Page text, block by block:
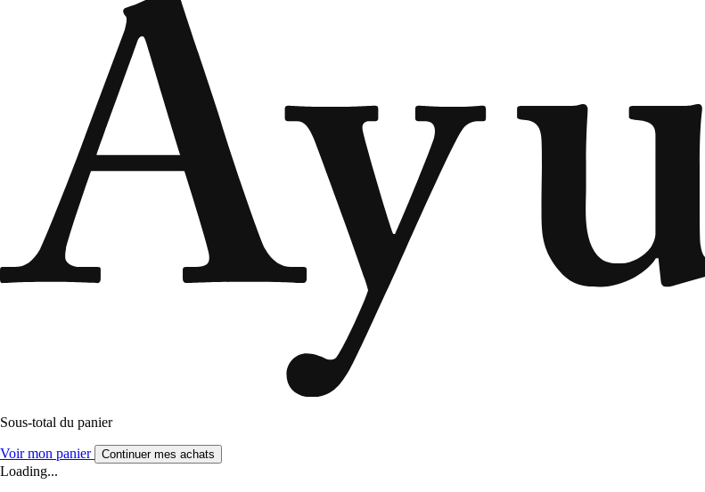
Sous-total du panier
Voir mon panier Continuer mes achats
Loading...